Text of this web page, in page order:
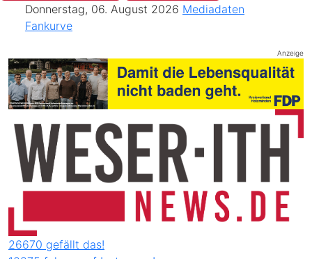
Donnerstag, 06. August 2026 Mediadaten
Fankurve
Anzeige
26670 gefällt das!